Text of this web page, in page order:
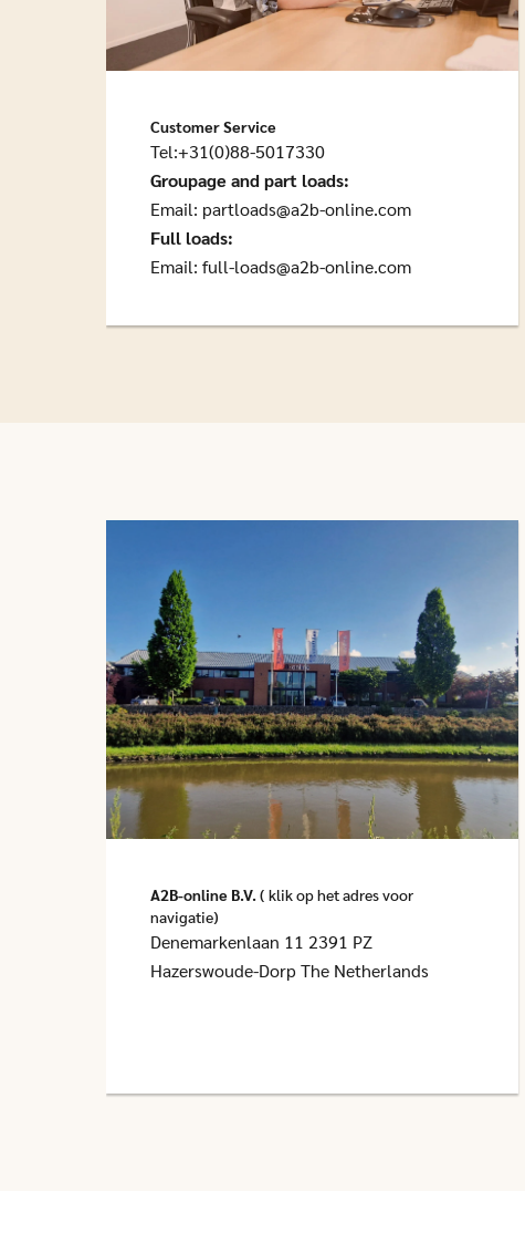
Customer Service
Tel:+31(0)88-5017330
Groupage and part loads:
Email: partloads@a2b-online.com
Full loads:
Email: full-loads@a2b-online.com
A2B-online B.V.( klik op het adres voor
navigatie)
Denemarkenlaan 11 2391 PZ
Hazerswoude-Dorp The Netherlands